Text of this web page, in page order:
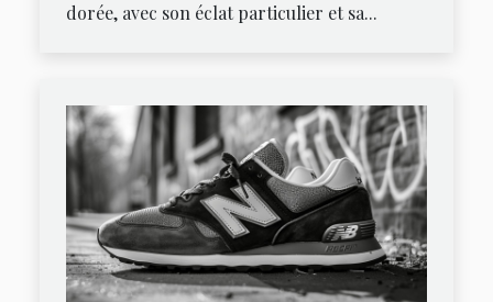
dorée, avec son éclat particulier et sa...